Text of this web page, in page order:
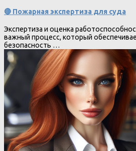
🔴 Пожарная экспертиза для суда
Экспертиза и оценка
важный процесс, который
безопасность …